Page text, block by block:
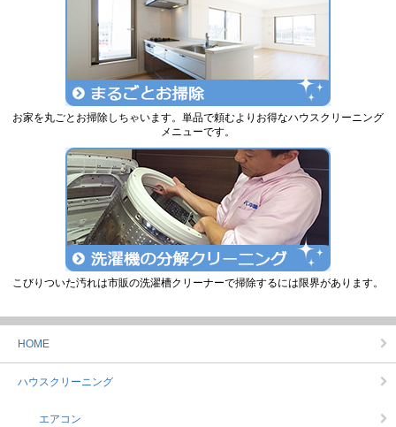
お家を丸ごとお掃除しちゃいます。単品で頼むよりお得なハウスクリーニング
メニューです。
こびりついた汚れは市販の洗濯槽クリーナーで掃除するには限界があります。
HOME
ハウスクリーニング
エアコン